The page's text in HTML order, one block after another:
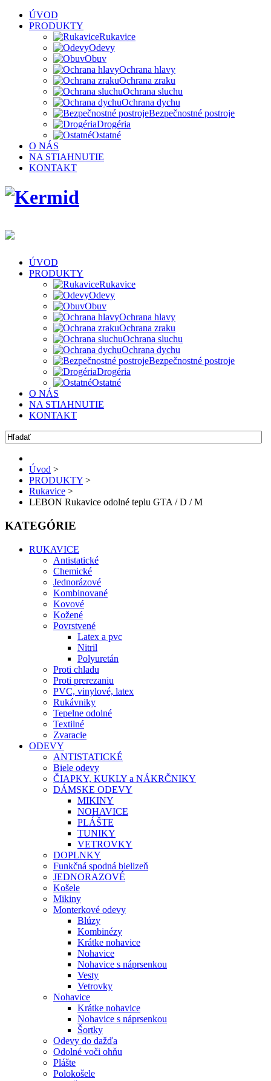
ÚVOD
PRODUKTY
Rukavice
Odevy
Obuv
Ochrana hlavy
Ochrana zraku
Ochrana sluchu
Ochrana dychu
Bezpečnostné postroje
Drogéria
Ostatné
O NÁS
NA STIAHNUTIE
KONTAKT
ÚVOD
PRODUKTY
Rukavice
Odevy
Obuv
Ochrana hlavy
Ochrana zraku
Ochrana sluchu
Ochrana dychu
Bezpečnostné postroje
Drogéria
Ostatné
O NÁS
NA STIAHNUTIE
KONTAKT
Úvod >
PRODUKTY >
Rukavice >
LEBON Rukavice odolné teplu GTA / D / M
KATEGÓRIE
RUKAVICE
Antistatické
Chemické
Jednorázové
Kombinované
Kovové
Kožené
Povrstvené
Latex a pvc
Nitril
Polyuretán
Proti chladu
Proti prerezaniu
PVC, vinylové, latex
Rukávniky
Tepelne odolné
Textilné
Zvaracie
ODEVY
ANTISTATICKÉ
Biele odevy
ČIAPKY, KUKLY a NÁKRČNIKY
DÁMSKE ODEVY
MIKINY
NOHAVICE
PLÁŠTE
TUNIKY
VETROVKY
DOPLNKY
Funkčná spodná bielizeň
JEDNORAZOVÉ
Košele
Mikiny
Monterkové odevy
Blúzy
Kombinézy
Krátke nohavice
Nohavice
Nohavice s náprsenkou
Vesty
Vetrovky
Nohavice
Krátke nohavice
Nohavice s náprsenkou
Šortky
Odevy do dažďa
Odolné voči ohňu
Plášte
Polokošele